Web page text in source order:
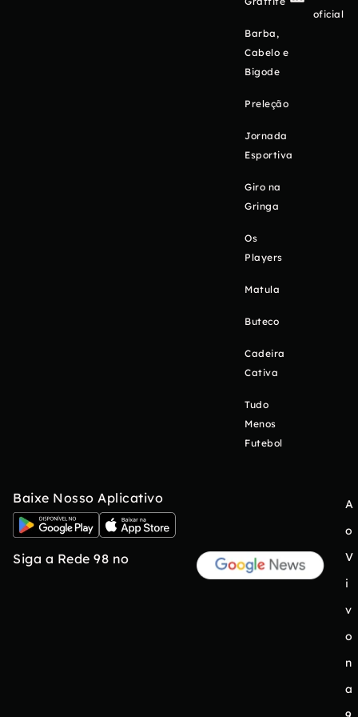
Barba,
Cabelo e
Bigode
Preleção
Jornada
Esportiva
Giro na
Gringa
Os
Players
Matula
Buteco
Cadeira
Cativa
Tudo
Menos
Futebol
oficial
Baixe Nosso Aplicativo
Siga a Rede 98 no
A
o
V
i
v
o
n
a